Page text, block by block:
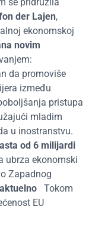
der Lajen,
ekonomskoj
novim
da promoviše
između
pristupa
mladim
u inostranstvu.
od 6 milijardi
ubrza ekonomski
Zapadnog
Tokom
EU